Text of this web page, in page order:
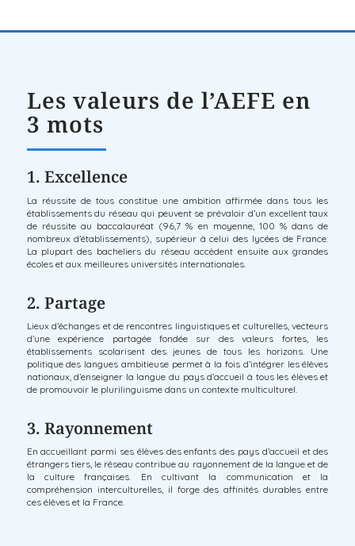
Les valeurs de l’AEFE en
3 mots
1. Excellence
La réussite de tous constitue une ambition affirmée dans tous les
établissements du réseau qui peuvent se prévaloir d’un excellent taux
de réussite au baccalauréat (96,7 % en moyenne, 100 % dans de
nombreux d’établissements), supérieur à celui des lycées de France.
La plupart des bacheliers du réseau accèdent ensuite aux grandes
écoles et aux meilleures universités internationales.
2. Partage
Lieux d’échanges et de rencontres linguistiques et culturelles, vecteurs
d’une expérience partagée fondée sur des valeurs fortes, les
établissements scolarisent des jeunes de tous les horizons. Une
politique des langues ambitieuse permet à la fois d’intégrer les élèves
nationaux, d’enseigner la langue du pays d’accueil à tous les élèves et
de promouvoir le plurilinguisme dans un contexte multiculturel.
3. Rayonnement
En accueillant parmi ses élèves des enfants des pays d’accueil et des
étrangers tiers, le réseau contribue au rayonnement de la langue et de
la culture françaises. En cultivant la communication et la
compréhension interculturelles, il forge des affinités durables entre
ces élèves et la France.